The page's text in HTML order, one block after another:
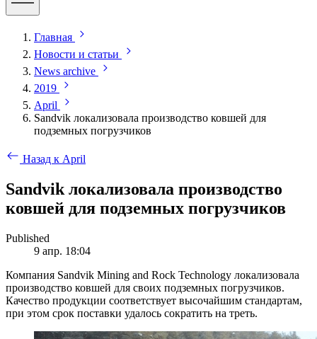
Главная
Новости и статьи
News archive
2019
April
Sandvik локализовала производство ковшей для
подземных погрузчиков
Назад к April
Sandvik локализовала производство
ковшей для подземных погрузчиков
Published
9 апр. 18:04
Компания Sandvik Mining and Rock Technology локализовала
производство ковшей для своих подземных погрузчиков.
Качество продукции соответствует высочайшим стандартам,
при этом срок поставки удалось сократить на треть.